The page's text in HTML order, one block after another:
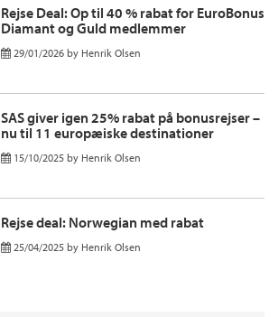
Rejse Deal: Op til 40 % rabat for EuroBonus
Diamant og Guld medlemmer
29/01/2026 by Henrik Olsen
SAS giver igen 25% rabat på bonusrejser –
nu til 11 europæiske destinationer
15/10/2025 by Henrik Olsen
Rejse deal: Norwegian med rabat
25/04/2025 by Henrik Olsen